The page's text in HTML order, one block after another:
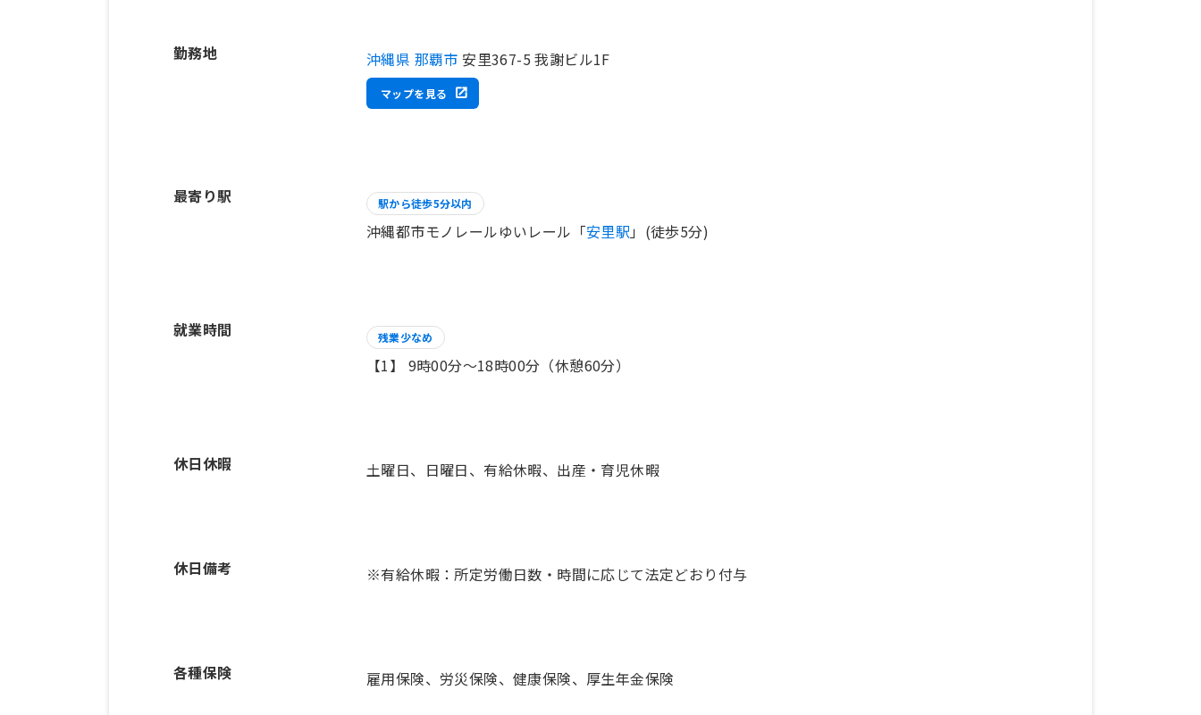
勤務地 沖縄県 那覇市 安里367-5 我謝ビル1F
マップを見る
最寄り駅 駅から徒歩5分以内
沖縄都市モノレールゆいレール「安里駅 」(徒歩5分)
就業時間 残業少なめ
【1】 9時00分〜18時00分（休憩60分）
休日休暇 土曜日、日曜日、有給休暇、出産・育児休暇
休日備考
各種保険 雇用保険、労災保険、健康保険、厚生年金保険